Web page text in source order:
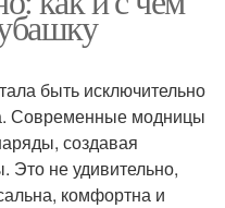
быть исключительно
Современные модницы
создавая
Это не удивительно,
комфортна и